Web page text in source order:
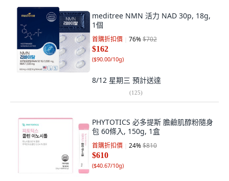
meditree NMN 活力 NAD 30p, 18g,
1個
首購折扣價 76%$702
$162
($90.00/10g)
8/12 星期三 預計送達
(125)
PHYTOTICS 必多提斯 膽鹼肌醇粉隨身
包 60條入, 150g, 1盒
首購折扣價 24%$810
$610
($40.67/10g)